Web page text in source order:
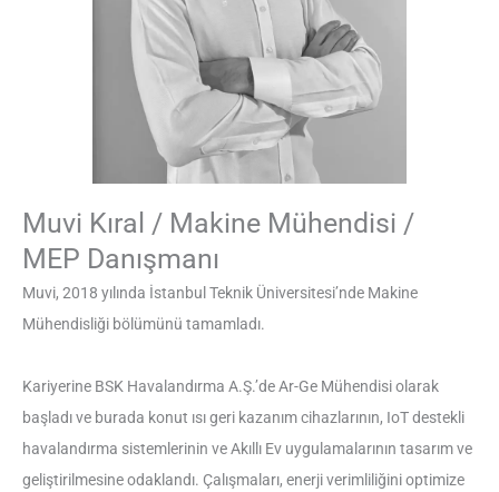
Muvi Kıral / Makine Mühendisi /
MEP Danışmanı
Muvi, 2018 yılında İstanbul Teknik Üniversitesi’nde Makine
Mühendisliği bölümünü tamamladı.
Kariyerine BSK Havalandırma A.Ş.’de Ar-Ge Mühendisi olarak
başladı ve burada konut ısı geri kazanım cihazlarının, IoT destekli
havalandırma sistemlerinin ve Akıllı Ev uygulamalarının tasarım ve
geliştirilmesine odaklandı. Çalışmaları, enerji verimliliğini optimize